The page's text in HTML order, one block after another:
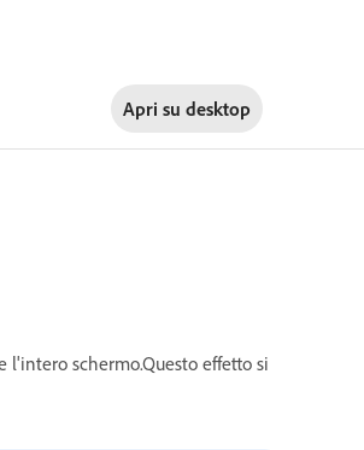
Apri su desktop
schermo.Questo effetto si